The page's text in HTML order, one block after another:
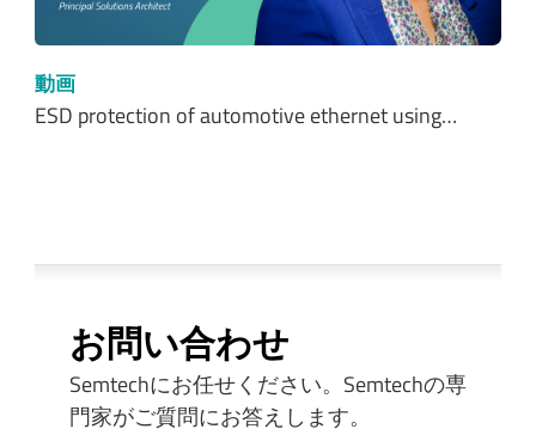
動画
ESD protection of automotive ethernet using…
お問い合わせ
Semtechにお任せください。Semtechの専
門家がご質問にお答えします。